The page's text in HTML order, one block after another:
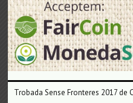
Trobada Sense Fronteres 2017 de